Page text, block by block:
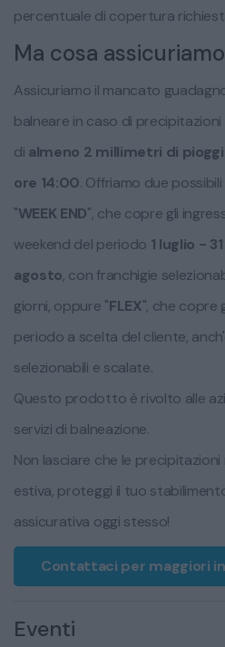
percentuale di copertura
Ma cosa
Assicuriamo il mancato
balneare in caso di
di almeno 2 millimetri di
ore 14:00. Offriamo due
"WEEK END", che copre gli
weekend del periodo 1 luglio -
agosto, con franchigie
giorni, oppure "FLEX", che copre
periodo a scelta del cliente,
selezionabili e scalate.
Questo prodotto è rivolto alle
servizi di balneazione.
Non lasciare che le
estiva, proteggi il tuo
assicurativa oggi stesso!
Contattaci per maggiori
Eventi